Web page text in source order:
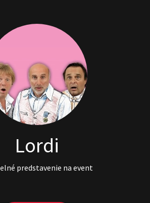
Lordi
predstavenie na event